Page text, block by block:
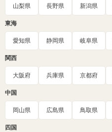
山梨県 長野県 新潟県
東海
愛知県 静岡県 岐阜県
関西
大阪府 兵庫県 京都府
中国
岡山県 広島県 鳥取県
四国